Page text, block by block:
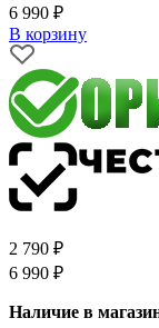
6 990 ₽
В корзину
2 790 ₽
6 990 ₽
Наличие в